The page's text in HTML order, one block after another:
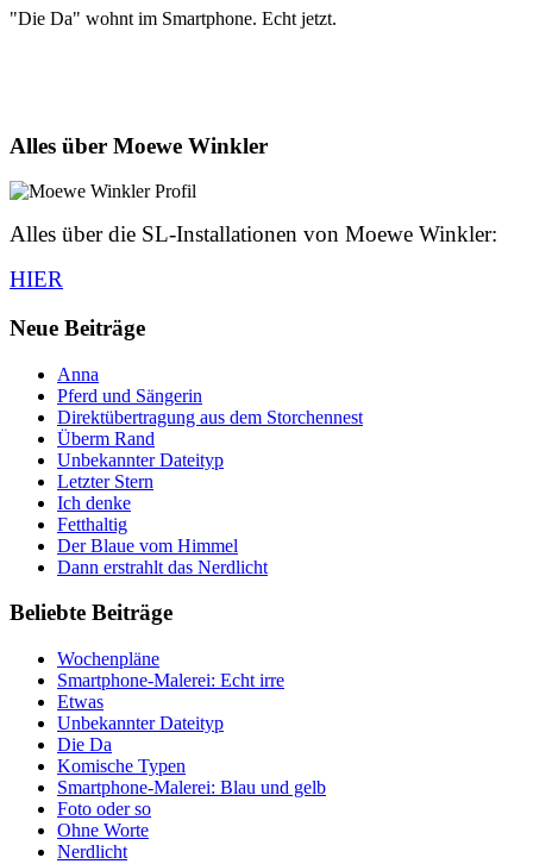
"Die Da" wohnt im Smartphone. Echt jetzt.
Alles über Moewe Winkler
Alles über die SL-Installationen von Moewe Winkler:
HIER
Neue Beiträge
Anna
Pferd und Sängerin
Direktübertragung aus dem Storchennest
Überm Rand
Unbekannter Dateityp
Letzter Stern
Ich denke
Fetthaltig
Der Blaue vom Himmel
Dann erstrahlt das Nerdlicht
Beliebte Beiträge
Wochenpläne
Smartphone-Malerei: Echt irre
Etwas
Unbekannter Dateityp
Die Da
Komische Typen
Smartphone-Malerei: Blau und gelb
Foto oder so
Ohne Worte
Nerdlicht